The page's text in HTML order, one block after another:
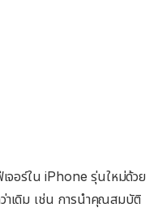
อร์ใน iPhone รุ่นใหม่ด้วย
าเดิม เช่น การนำคุณสมบัติ